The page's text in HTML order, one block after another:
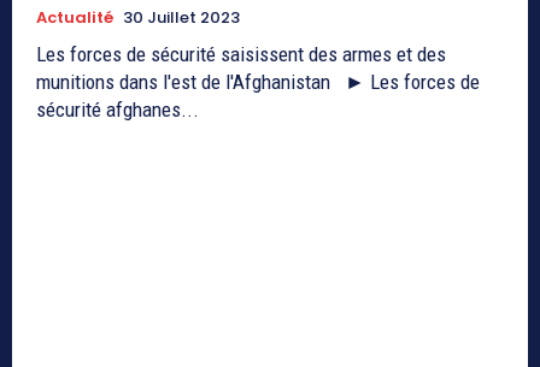
Actualité 30 Juillet 2023
Les forces de sécurité saisissent des armes et des
munitions dans l'est de l'Afghanistan ► Les forces de
sécurité afghanes...